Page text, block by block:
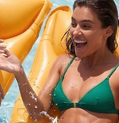
a
¡Entrega rápida en 1 a
2 días!